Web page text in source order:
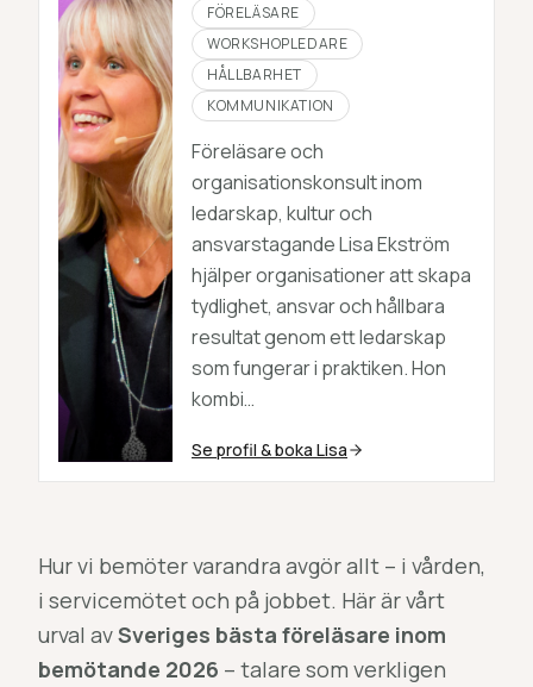
FÖRELÄSARE
WORKSHOPLEDARE
HÅLLBARHET
KOMMUNIKATION
Föreläsare och
organisationskonsult inom
ledarskap, kultur och
ansvarstagande Lisa Ekström
hjälper organisationer att skapa
tydlighet, ansvar och hållbara
resultat genom ett ledarskap
som fungerar i praktiken. Hon
kombi…
Se profil & boka Lisa
Hur vi bemöter varandra avgör allt – i vården,
i servicemötet och på jobbet. Här är vårt
urval avSveriges bästa föreläsare inom
bemötande 2026 – talare som verkligen